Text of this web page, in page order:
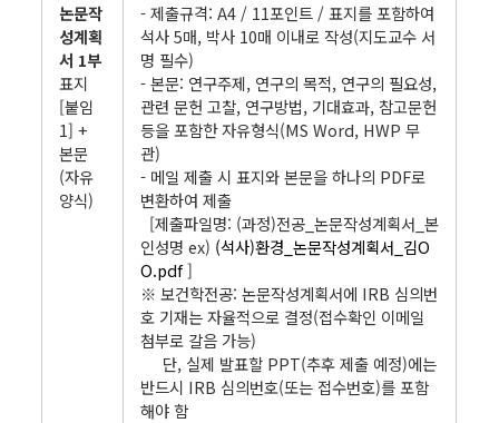
논문작
성계획
서 1부
표지
[붙임
1] +
본문
(자유
양식)
- 제출규격: A4 / 11포인트 / 표지를 포함하여
석사 5매, 박사 10매 이내로 작성(지도교수 서
명 필수)
- 본문: 연구주제, 연구의 목적, 연구의 필요성,
관련 문헌 고찰, 연구방법, 기대효과, 참고문헌
등을 포함한 자유형식(MS Word, HWP 무
관)
- 메일 제출 시 표지와 본문을 하나의 PDF로
변환하여 제출
[제출파일명: (과정)전공_논문작성계획서_본
인성명 ex) (석사)환경_논문작성계획서_김O
O.pdf]
※ 보건학전공: 논문작성계획서에 IRB 심의번
호 기재는 자율적으로 결정(접수확인 이메일
첨부로 갈음 가능)
단, 실제 발표할 PPT(추후 제출 예정)에는
반드시 IRB 심의번호(또는 접수번호)를 포함
해야 함